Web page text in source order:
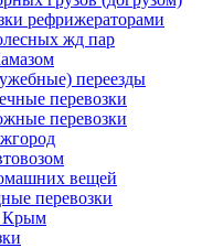
рефрижераторами
жд пар
переезды
перевозки
перевозки
вещей
перевозки
Крым